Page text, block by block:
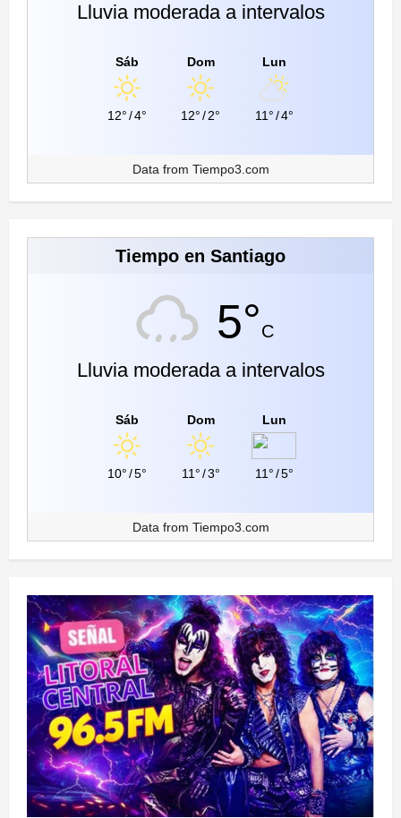
Lluvia moderada a intervalos
Sáb
12°/4°
Dom
12°/2°
Lun
11°/4°
Data from Tiempo3.com
Tiempo en Santiago
5°C
Lluvia moderada a intervalos
Sáb
10°/5°
Dom
11°/3°
Lun
11°/5°
Data from Tiempo3.com